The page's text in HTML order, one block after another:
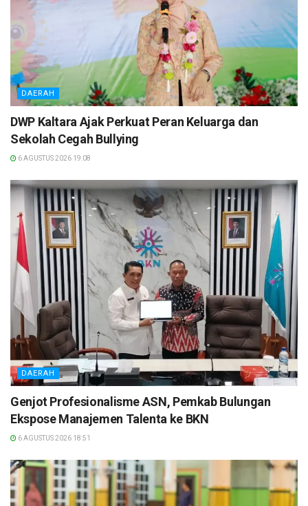
DAERAH
DWP Kaltara Ajak Perkuat Peran Keluarga dan
Sekolah Cegah Bullying
6 AGUSTUS 2026 19:08
DAERAH
Genjot Profesionalisme ASN, Pemkab Bulungan
Ekspose Manajemen Talenta ke BKN
6 AGUSTUS 2026 18:51